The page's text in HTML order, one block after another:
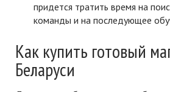
придется тратить время на
команды и на последующее
Как купить готовый
Беларуси